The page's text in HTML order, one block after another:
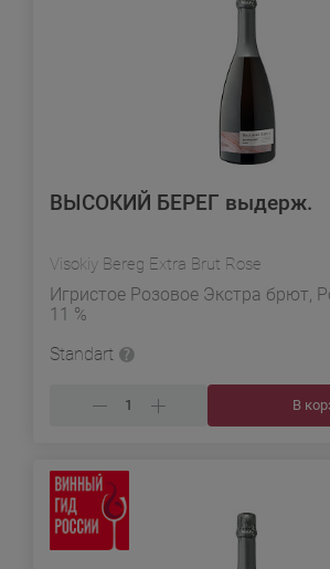
ВЫСОКИЙ БЕРЕГ выдерж.
Visokiy Bereg Extra Brut Rose
Игристое Розовое Экстра брют,
11 %
Standart
В